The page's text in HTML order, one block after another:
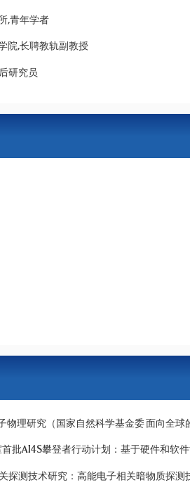
,青年学者
院,长聘教轨副教授
研究员
物理研究（国家自然科学基金委 面向全球
批AI4S攀登者行动计划：基于硬件和软
探测技术研究：高能电子相关暗物质探测